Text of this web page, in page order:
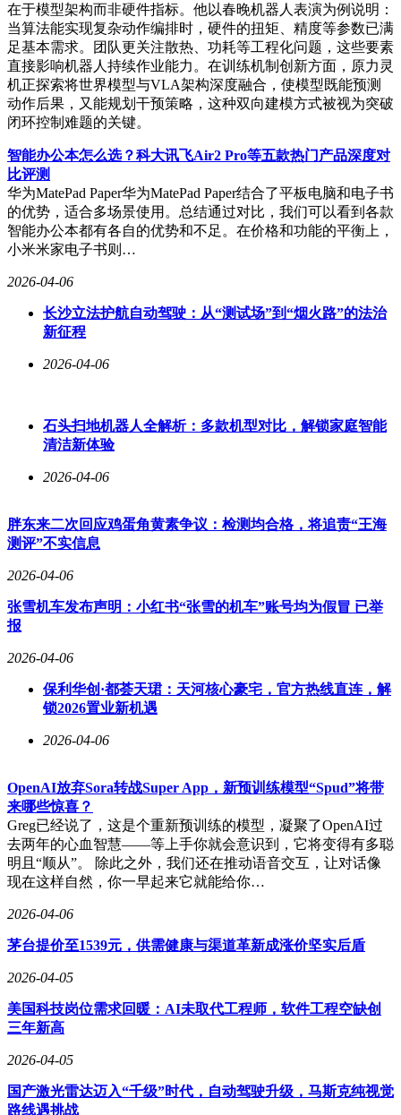
在于模型架构而非硬件指标。他以春晚机器人表演为例说明：
当算法能实现复杂动作编排时，硬件的扭矩、精度等参数已满
足基本需求。团队更关注散热、功耗等工程化问题，这些要素
直接影响机器人持续作业能力。在训练机制创新方面，原力灵
机正探索将世界模型与VLA架构深度融合，使模型既能预测
动作后果，又能规划干预策略，这种双向建模方式被视为突破
闭环控制难题的关键。
智能办公本怎么选？科大讯飞Air2 Pro等五款热门产品深度对
比评测
华为MatePad Paper华为MatePad Paper结合了平板电脑和电子书
的优势，适合多场景使用。总结通过对比，我们可以看到各款
智能办公本都有各自的优势和不足。在价格和功能的平衡上，
小米米家电子书则…
2026-04-06
长沙立法护航自动驾驶：从“测试场”到“烟火路”的法治
新征程
2026-04-06
石头扫地机器人全解析：多款机型对比，解锁家庭智能
清洁新体验
2026-04-06
胖东来二次回应鸡蛋角黄素争议：检测均合格，将追责“王海
测评”不实信息
2026-04-06
张雪机车发布声明：小红书“张雪的机车”账号均为假冒 已举
报
2026-04-06
保利华创·都荟天珺：天河核心豪宅，官方热线直连，解
锁2026置业新机遇
2026-04-06
OpenAI放弃Sora转战Super App，新预训练模型“Spud”将带
来哪些惊喜？
Greg已经说了，这是个重新预训练的模型，凝聚了OpenAI过
去两年的心血智慧——等上手你就会意识到，它将变得有多聪
明且“顺从”。 除此之外，我们还在推动语音交互，让对话像
现在这样自然，你一早起来它就能给你…
2026-04-06
茅台提价至1539元，供需健康与渠道革新成涨价坚实后盾
2026-04-05
美国科技岗位需求回暖：AI未取代工程师，软件工程空缺创
三年新高
2026-04-05
国产激光雷达迈入“千级”时代，自动驾驶升级，马斯克纯视觉
路线遇挑战